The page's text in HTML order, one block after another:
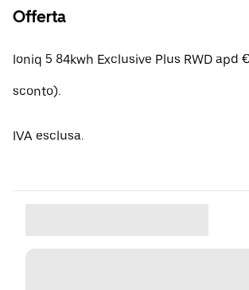
Offerta
Ioniq 5 84kwh Exclusive Plus RWD apd
sconto).
IVA esclusa.